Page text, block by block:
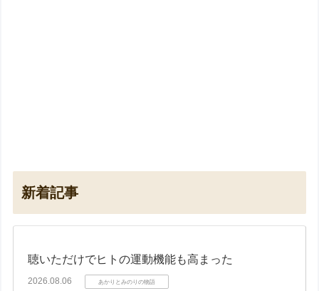
新着記事
聴いただけでヒトの運動機能も高まった
2026.08.06 あかりとみのりの物語